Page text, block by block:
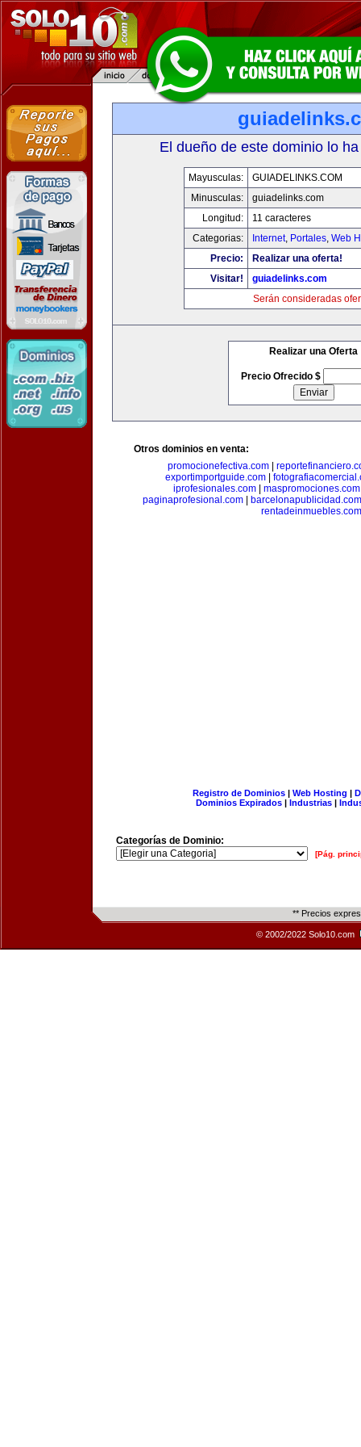
El dueño de este dominio lo
Mayusculas:
GUIADELINKS.COM
Minusculas:
guiadelinks.com
Longitud:
11 caracteres
Categorias:
Internet, Portales, Web
Precio:
Realizar una oferta!
Visitar!
guiadelinks.com
Serán consideradas
Realizar una Oferta
Precio Ofrecido $
Otros dominios en venta:
promocionefectiva.com
exportimportguide.com
iprofesionales.com
maspromociones.com
paginaprofesional.com|
barcelonapublicidad.com
rentadeinmuebles.com
Registro de Dominios| Web Hosting |
Dominios Expirados | Industrias |
Categorías de Dominio:
[Pág.
** Precios
© 2002/2022 Solo10.com